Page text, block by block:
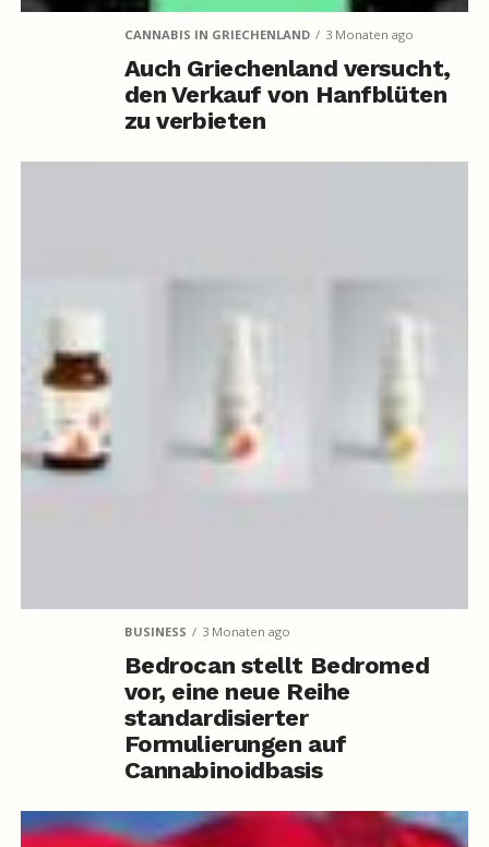
CANNABIS IN GRIECHENLAND 3 Monaten ago
Auch Griechenland versucht,
den Verkauf von Hanfblüten
zu verbieten
BUSINESS 3 Monaten ago
Bedrocan stellt Bedromed
vor, eine neue Reihe
standardisierter
Formulierungen auf
Cannabinoidbasis